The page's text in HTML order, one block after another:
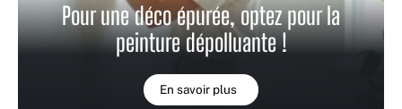
Pour une déco épurée, optez pour la
peinture dépolluante !
En savoir plus